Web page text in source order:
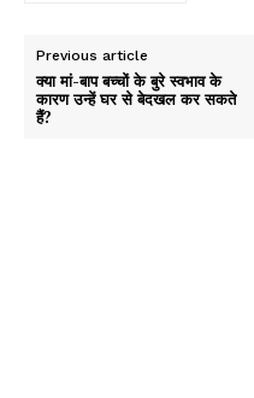
Previous article
क्या मां-बाप बच्चों के बुरे स्वभाव के
कारण उन्हें घर से बेदखल कर सकते
हैं?